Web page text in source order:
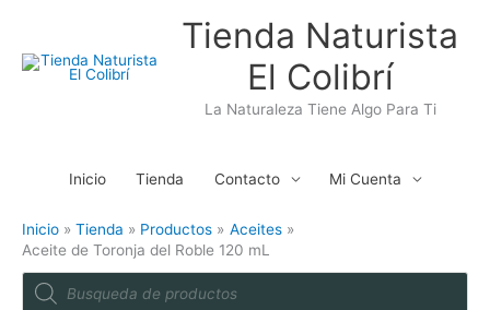
contenido
Tienda Naturista
El Colibrí
La Naturaleza Tiene Algo Para Ti
Inicio Tienda Contacto Mi Cuenta
Inicio Tienda Productos
Aceites
Aceite de Toronja del Roble 120 mL
P